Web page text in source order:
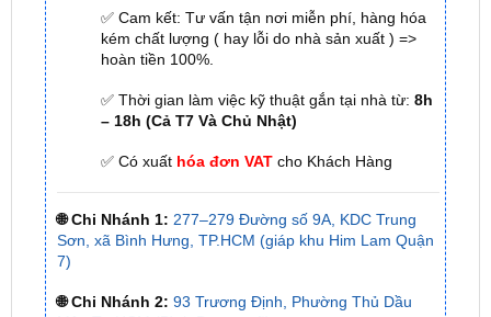
✅ Thời gian làm việc kỹ thuật gắn tại nhà từ:8h
– 18h (Cả T7 Và Chủ Nhật)
✅ Có xuấthóa đơn VATcho Khách Hàng
🌐 Chi Nhánh 1: 277–279 Đường số 9A, KDC Trung
🌐 Chi Nhánh 2: 93 Trương Định, Phường Thủ Dầu
Một, Tp.HCM (Bình Dương cũ)
🌐 Chi Nhánh 3: Huỳnh Tấn Phát, Quận 7, Tp.HCM